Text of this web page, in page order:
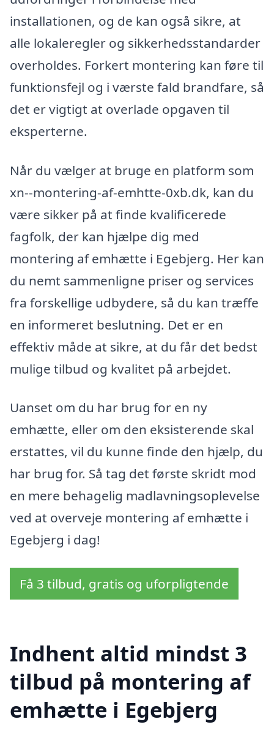
installationen, og de kan også sikre, at
alle lokaleregler og sikkerhedsstandarder
overholdes. Forkert montering kan føre til
funktionsfejl og i værste fald brandfare, så
det er vigtigt at overlade opgaven til
eksperterne.
Når du vælger at bruge en platform som
xn--montering-af-emhtte-0xb.dk, kan du
være sikker på at finde kvalificerede
fagfolk, der kan hjælpe dig med
montering af emhætte i Egebjerg. Her kan
du nemt sammenligne priser og services
fra forskellige udbydere, så du kan træffe
en informeret beslutning. Det er en
effektiv måde at sikre, at du får det bedst
mulige tilbud og kvalitet på arbejdet.
Uanset om du har brug for en ny
emhætte, eller om den eksisterende skal
erstattes, vil du kunne finde den hjælp, du
har brug for. Så tag det første skridt mod
en mere behagelig madlavningsoplevelse
ved at overveje montering af emhætte i
Egebjerg i dag!
Få 3 tilbud, gratis og uforpligtende
Indhent altid mindst 3
tilbud på montering af
emhætte i Egebjerg